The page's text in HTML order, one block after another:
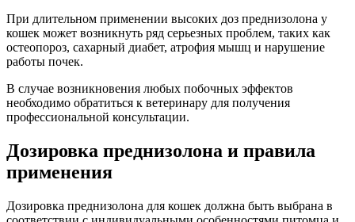
При длительном применении высоких доз преднизолона у
кошек может возникнуть ряд серьезных проблем, таких как
остеопороз, сахарный диабет, атрофия мышц и нарушение
работы почек.
В случае возникновения любых побочных эффектов
необходимо обратиться к ветеринару для получения
профессиональной консультации.
Дозировка преднизолона и правила
применения
Дозировка преднизолона для кошек должна быть выбрана в